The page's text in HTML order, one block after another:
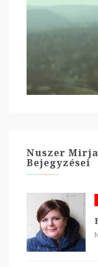
Nuszer
Bejegyzései